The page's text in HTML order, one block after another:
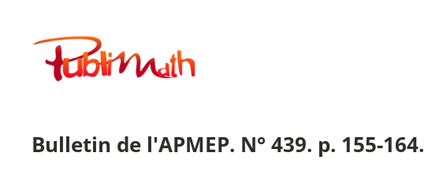
contenuPublimath
Bulletin de l'APMEP. N° 439. p. 155-